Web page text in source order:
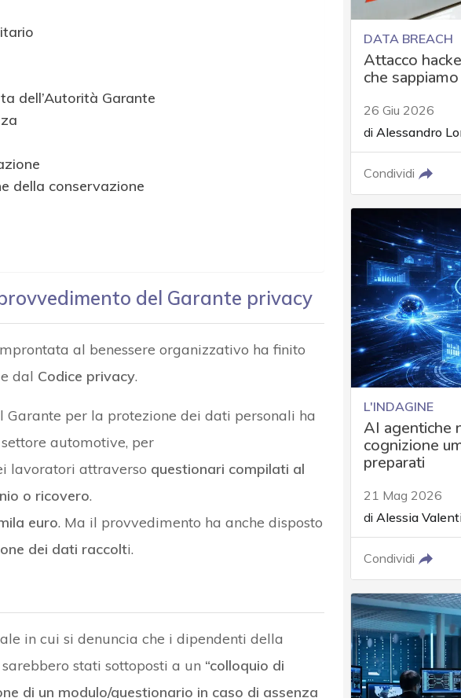
dell’Autorità Garante
della conservazione
del Garante privacy
al benessere organizzativo ha finito
dal Codice privacy.
Garante per la protezione dei dati personali ha
automotive, per
lavoratori attraverso questionari compilati al
o ricovero.
euro. Ma il provvedimento ha anche disposto
dei dati raccolti.
in cui si denuncia che i dipendenti della
stati sottoposti a un “colloquio di
di un modulo/questionario in caso di assenza
DATA BREACH
Attacco
che sappiamo
26 Giu 2026
di Alessandro
Condividi
L'INDAGINE
AI agentiche
cognizione
preparati
21 Mag 2026
di Alessia
Condividi